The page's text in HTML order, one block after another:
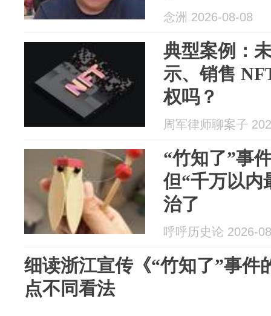
念洲 2026-08-08
典型案例：
示、销售
权吗？
周军律师聊案子
“竹知了”事
但“千万以内
治了
呼呼历史论 2026-
细读浙江宣传《“竹知了”事件
点不同看法